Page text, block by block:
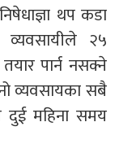
थप कडा
२५
पार्न नसक्ने
व्यवसायका सबै
दुई महिना समय